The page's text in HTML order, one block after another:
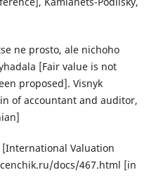
ne prosto, ale nichoho
[Fair value is not
proposed]. Visnyk
of accountant and auditor,
Valuation
docs/467.html [in